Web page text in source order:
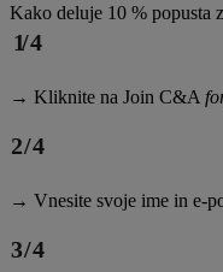
Kako deluje 10 % popusta
→ Kliknite na Join C&A
→ Vnesite svoje ime in e-